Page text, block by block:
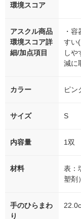
環境スコア
アスクル商品
環境スコア詳
細/加点項目
・
すい
しや
減に
カラー ピン
サイズ S
内容量 1双
材料
表：
塑剤
手のひらまわ
り